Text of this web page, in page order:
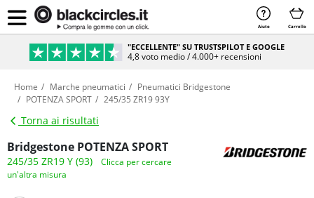
Aiuto Carrello
"ECCELLENTE" SU TRUSTSPILOT E GOOGLE
4,8 voto medio / 4.000+ recensioni
Home Marche pneumatici
Pneumatici Bridgestone
POTENZA SPORT
245/35 ZR19 93Y
Torna ai risultati
Bridgestone POTENZA SPORT
245/35 ZR19 Y (93)
Clicca per cercare
un'altra misura